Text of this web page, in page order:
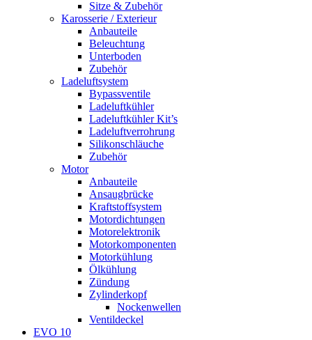
Sitze & Zubehör
Karosserie / Exterieur
Anbauteile
Beleuchtung
Unterboden
Zubehör
Ladeluftsystem
Bypassventile
Ladeluftkühler
Ladeluftkühler Kit’s
Ladeluftverrohrung
Silikonschläuche
Zubehör
Motor
Anbauteile
Ansaugbrücke
Kraftstoffsystem
Motordichtungen
Motorelektronik
Motorkomponenten
Motorkühlung
Ölkühlung
Zündung
Zylinderkopf
Nockenwellen
Ventildeckel
EVO 10